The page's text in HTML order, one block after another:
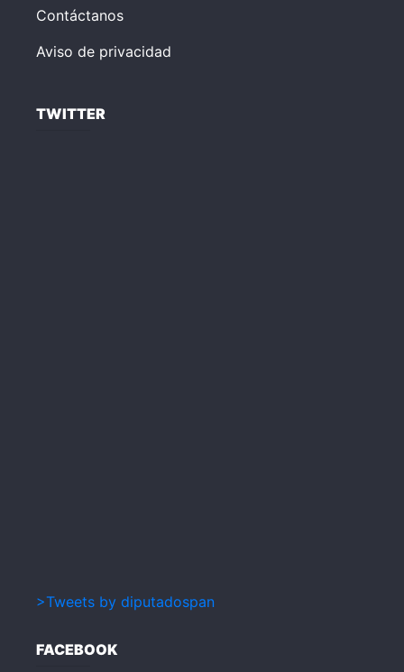
Contáctanos
Aviso de privacidad
TWITTER
>Tweets by diputadospan
FACEBOOK